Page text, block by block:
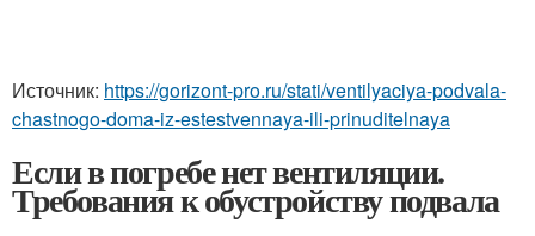
Источник: https://gorizont-pro.ru/stati/ventilyaciya-podvala-
chastnogo-doma-iz-estestvennaya-ili-prinuditelnaya
Если в погребе нет вентиляции.
Требования к обустройству подвала